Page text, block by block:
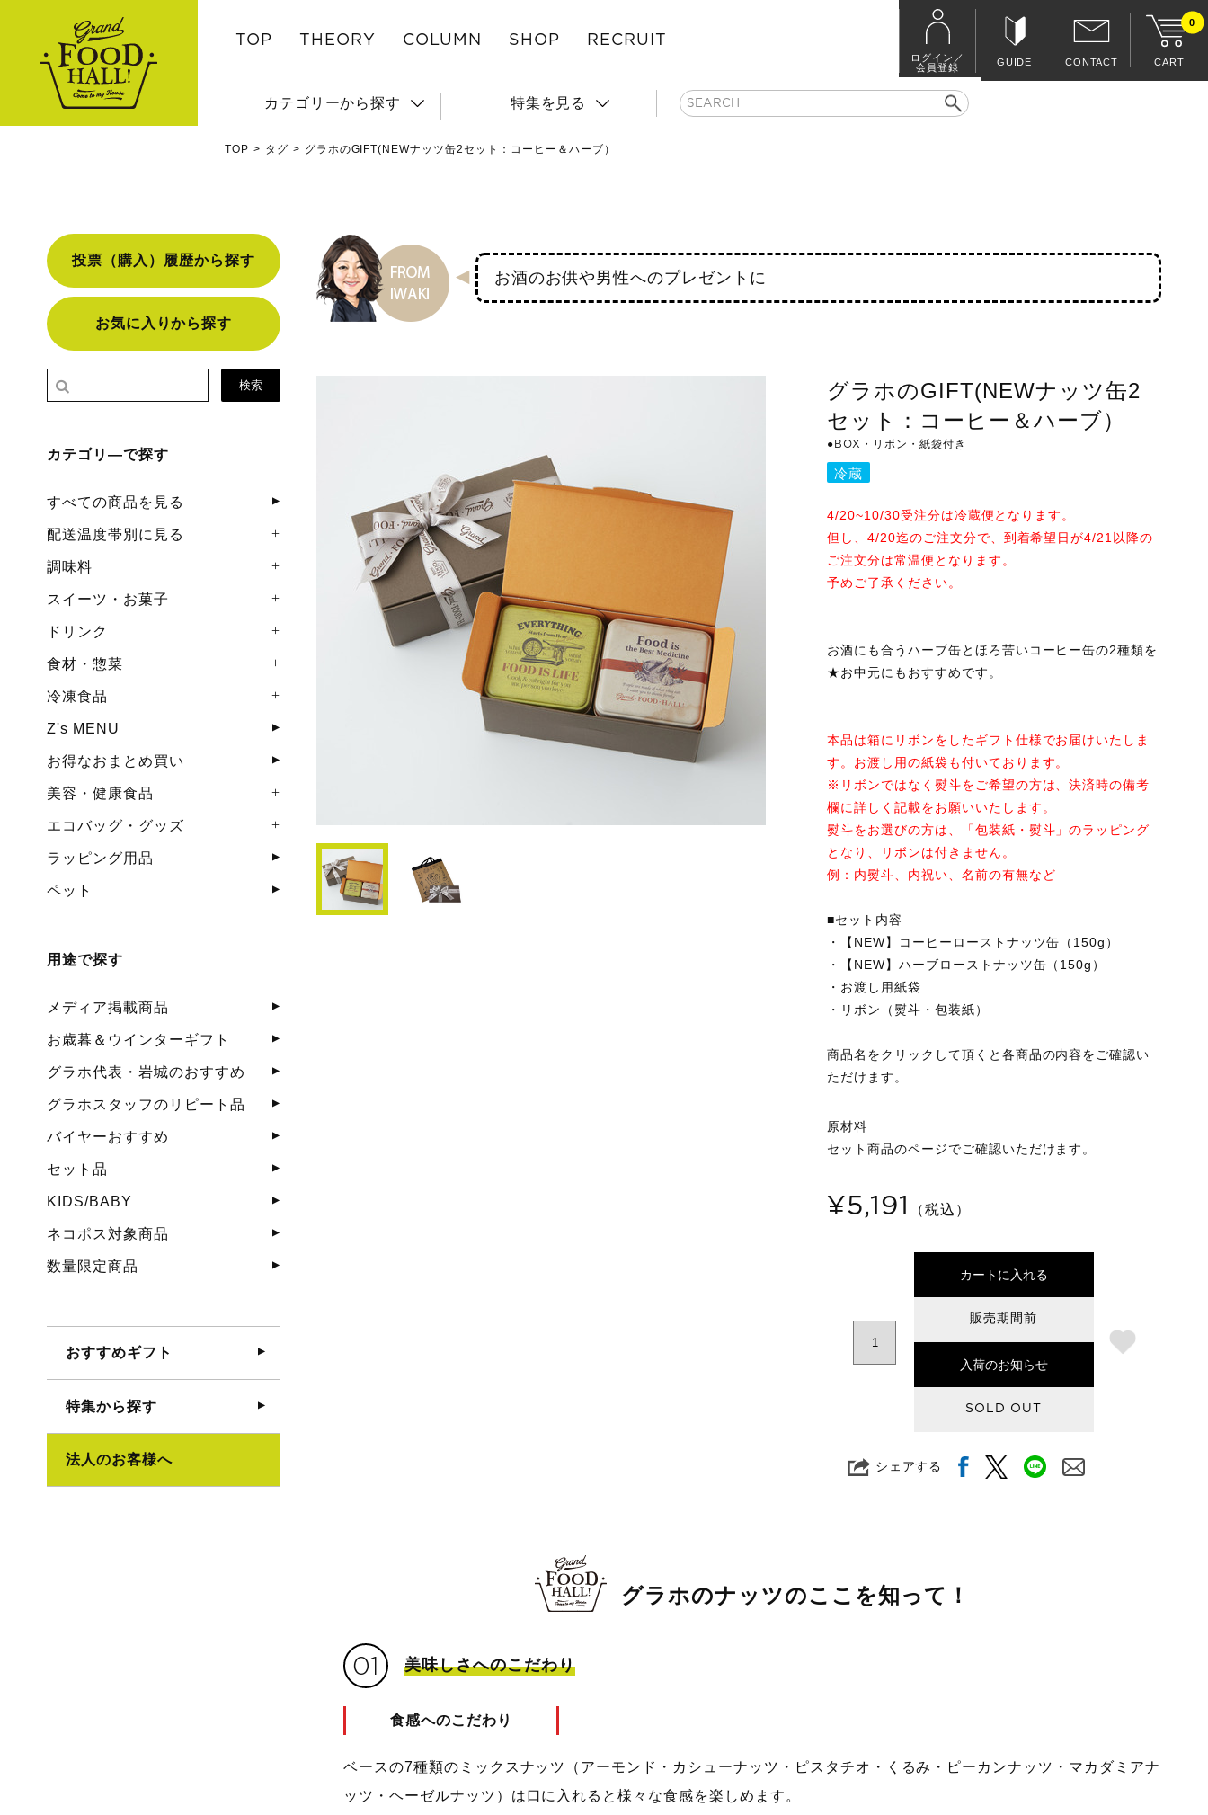
TOP THEORY COLUMN SHOP RECRUIT
ログイン／
会員登録
GUIDE CONTACT
0
CART
カテゴリーから探す 特集を見る
TOP タグ グラホのGIFT(NEWナッツ缶2セット：コーヒー＆ハーブ）
投票（購入）履歴から探す
お気に入りから探す
検索
カテゴリ―で探す
すべての商品を見る
配送温度帯別に見る
調味料
スイーツ・お菓子
ドリンク
食材・惣菜
冷凍食品
Z's MENU
お得なおまとめ買い
美容・健康食品
エコバッグ・グッズ
ラッピング用品
ペット
用途で探す
メディア掲載商品
お歳暮＆ウインターギフト
グラホ代表・岩城のおすすめ
グラホスタッフのリピート品
バイヤーおすすめ
セット品
KIDS/BABY
ネコポス対象商品
数量限定商品
おすすめギフト
特集から探す
法人のお客様へ
お酒のお供や男性へのプレゼントに
グラホのGIFT(NEWナッツ缶2
セット：コーヒー＆ハーブ）
●BOX・リボン・紙袋付き
冷蔵
4/20~10/30受注分は冷蔵便となります。
但し、4/20迄のご注文分で、到着希望日が4/21以降の
ご注文分は常温便となります。
予めご了承ください。
お酒にも合うハーブ缶とほろ苦いコーヒー缶の2種類を
★お中元にもおすすめです。
本品は箱にリボンをしたギフト仕様でお届けいたしま
す。お渡し用の紙袋も付いております。
※リボンではなく熨斗をご希望の方は、決済時の備考
欄に詳しく記載をお願いいたします。
熨斗をお選びの方は、「包装紙・熨斗」のラッピング
となり、リボンは付きません。
例：内熨斗、内祝い、名前の有無など
■セット内容
・【NEW】コーヒーローストナッツ缶（150g）
・【NEW】ハーブローストナッツ缶（150g）
・お渡し用紙袋
・リボン（熨斗・包装紙）
商品名をクリックして頂くと各商品の内容をご確認い
ただけます。
原材料
セット商品のページでご確認いただけます。
¥5,191 （税込）
カートに入れる
販売期間前
入荷のお知らせ
SOLD OUT
シェアする
グラホのナッツのここを知って！
01 美味しさへのこだわり
食感へのこだわり
ベースの7種類のミックスナッツ（アーモンド・カシューナッツ・ピスタチオ・くるみ・ピーカンナッツ・マカダミアナ
ッツ・ヘーゼルナッツ）は口に入れると様々な食感を楽しめます。